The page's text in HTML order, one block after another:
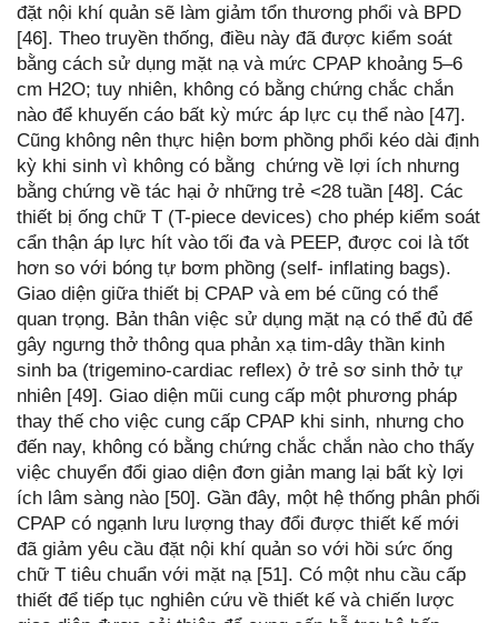
đặt nội khí quản sẽ làm giảm tổn thương phổi và BPD
[46]. Theo truyền thống, điều này đã được kiểm soát
bằng cách sử dụng mặt nạ và mức CPAP khoảng 5–6
cm H2O; tuy nhiên, không có bằng chứng chắc chắn
nào để khuyến cáo bất kỳ mức áp lực cụ thể nào [47].
Cũng không nên thực hiện bơm phồng phổi kéo dài định
kỳ khi sinh vì không có bằng chứng về lợi ích nhưng
bằng chứng về tác hại ở những trẻ <28 tuần [48]. Các
thiết bị ống chữ T (T-piece devices) cho phép kiểm soát
cẩn thận áp lực hít vào tối đa và PEEP, được coi là tốt
hơn so với bóng tự bơm phồng (self- inflating bags).
Giao diện giữa thiết bị CPAP và em bé cũng có thể
quan trọng. Bản thân việc sử dụng mặt nạ có thể đủ để
gây ngưng thở thông qua phản xạ tim-dây thần kinh
sinh ba (trigemino-cardiac reflex) ở trẻ sơ sinh thở tự
nhiên [49]. Giao diện mũi cung cấp một phương pháp
thay thế cho việc cung cấp CPAP khi sinh, nhưng cho
đến nay, không có bằng chứng chắc chắn nào cho thấy
việc chuyển đổi giao diện đơn giản mang lại bất kỳ lợi
ích lâm sàng nào [50]. Gần đây, một hệ thống phân phối
CPAP có ngạnh lưu lượng thay đổi được thiết kế mới
đã giảm yêu cầu đặt nội khí quản so với hồi sức ống
chữ T tiêu chuẩn với mặt nạ [51]. Có một nhu cầu cấp
thiết để tiếp tục nghiên cứu về thiết kế và chiến lược